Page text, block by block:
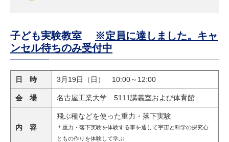
子ども実験教室 ※定員に達しました。キャ
ンセル待ちのみ受付中
日 時 3月19日（日） 10:00～12:00
会 場 名古屋工業大学 5111講義室および体育館
内 容
飛ぶ種などを使った重力・落下実験
＊重力・落下実験を体験する事を通して宇宙と科学の探究心
ともの作り を体験して学ぶ